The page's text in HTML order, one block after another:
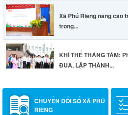
Xã Phú Riềng nâng cao
trong...
KHÍ THẾ THÁNG TÁM:
ĐUA, LẬP THÀNH...
CHUYỂN ĐỔI SỐ XÃ PHÚ
RIỀNG